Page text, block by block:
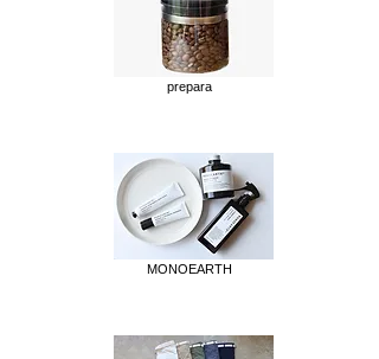
prepara
MONOEARTH